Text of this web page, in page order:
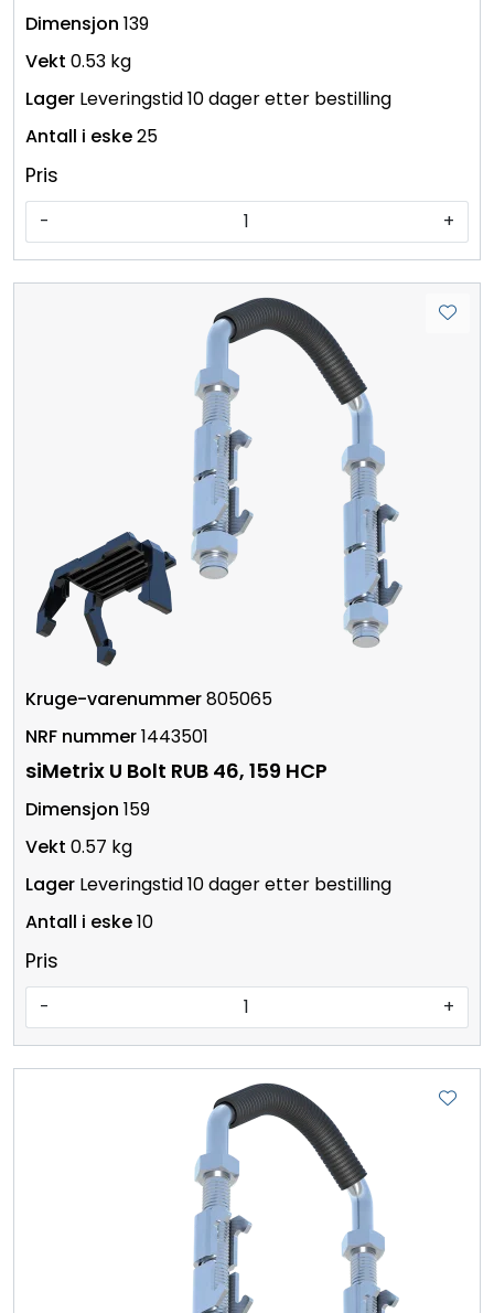
139
0.53 kg
Leveringstid 10 dager etter bestilling
25
Pris
- +
805065
1443501
siMetrix U Bolt RUB 46, 159 HCP
159
0.57 kg
Leveringstid 10 dager etter bestilling
10
Pris
- +